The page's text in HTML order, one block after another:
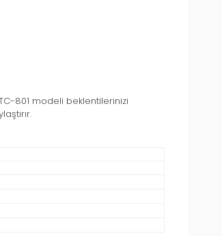
801 modeli beklentilerinizi